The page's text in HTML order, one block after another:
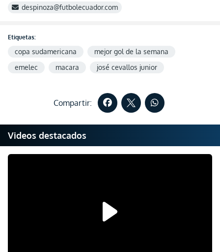
despinoza@futbolecuador.com
Etiquetas:
copa sudamericana
mejor gol de la semana
emelec
macara josé cevallos junior
Compartir:
Videos destacados